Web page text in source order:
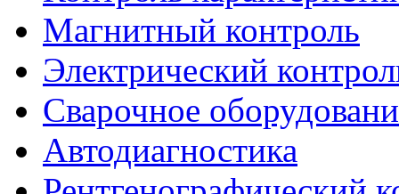
Магнитный контроль
Электрический
Сварочное
Автодиагностика